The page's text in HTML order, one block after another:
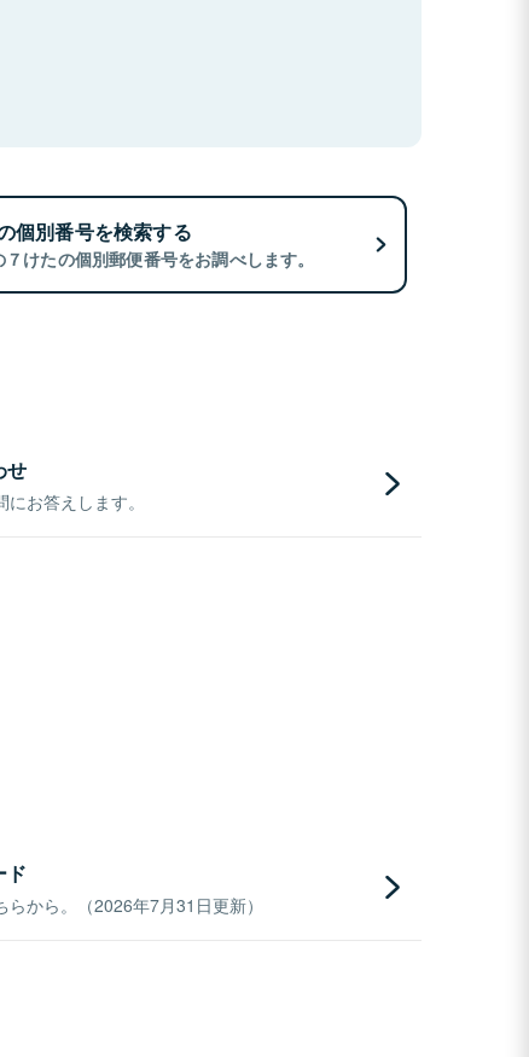
個別番号を検索する
けたの個別郵便番号をお調べします。
せ
お答えします。
ド
から。（2026年7月31日更新）